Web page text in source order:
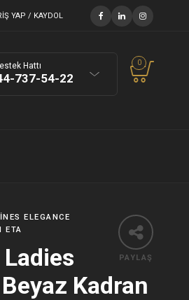
YAP / KAYDOL
Hattı
737-54-22
0
PAYLAŞ
ELEGANCE
ETA
Kadran